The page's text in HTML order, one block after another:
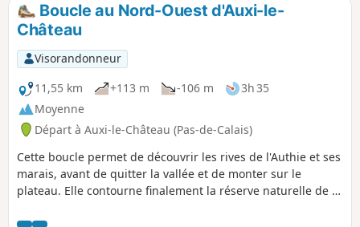
Boucle au Nord-Ouest d'Auxi-le-
Château
Visorandonneur
11,55 km
+113 m -106 m
3h 35
Moyenne
Départ à Auxi-le-Château (Pas-de-Calais)
Cette boucle permet de découvrir les rives de l'Authie et ses
marais, avant de quitter la vallée et de monter sur le
plateau. Elle contourne finalement la réserve naturelle de la